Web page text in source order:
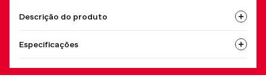
Descrição do produto
Especificações